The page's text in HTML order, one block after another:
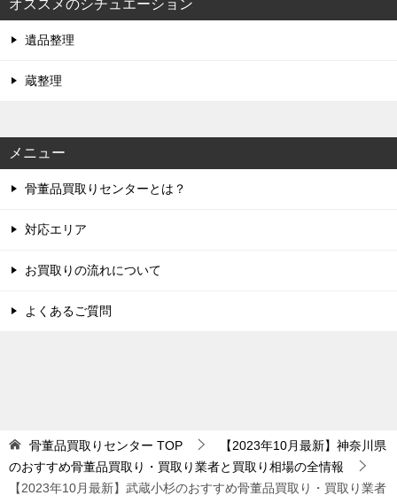
オススメのシチュエーション
遺品整理
蔵整理
メニュー
骨董品買取りセンターとは？
対応エリア
お買取りの流れについて
よくあるご質問
骨董品買取りセンター TOP
【2023年10月最新】神奈川県
のおすすめ骨董品買取り・買取り業者と買取り相場の全情報
【2023年10月最新】武蔵小杉のおすすめ骨董品買取り・買取り業者